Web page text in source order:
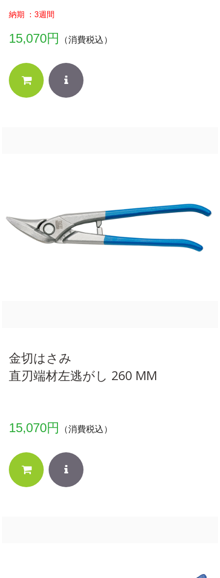
納期 ：3週間
15,070円 （消費税込）
金切はさみ
直刃端材左逃がし 260 MM
15,070円 （消費税込）